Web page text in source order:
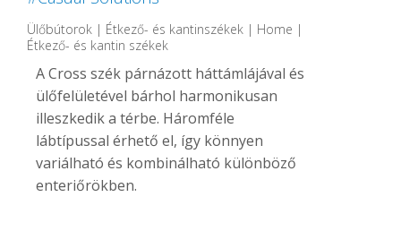
Ülőbútorok | Étkező- és kantinszékek | Home |
Étkező- és kantin székek
A Cross szék párnázott háttámlájával és
ülőfelületével bárhol harmonikusan
illeszkedik a térbe. Háromféle
lábtípussal érhető el, így könnyen
variálható és kombinálható különböző
enteriőrökben.